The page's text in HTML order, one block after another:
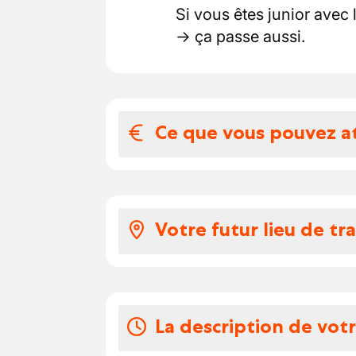
Si vous êtes junior
→ ça passe aussi.
Ce que vous pouvez
Salaire horaire brut
Frais nets +
Votre futur lieu de
particuliers que les
La description de